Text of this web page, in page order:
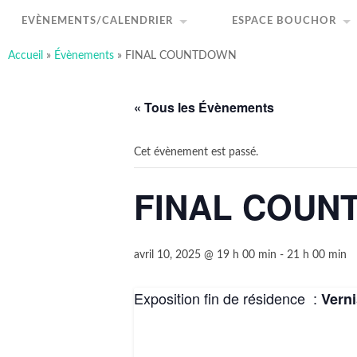
art-sous-x
Association ayant pour but de favoriser et
EVÈNEMENTS/CALENDRIER ESPACE BOUCHOR
Accueil » Évènements » FINAL COUNTDOWN
« Tous les Évènements
Cet évènement est passé.
FINAL
avril 10, 2025 @ 19 h 00 min - 21 h 00 min
Exposition fin de résidence :